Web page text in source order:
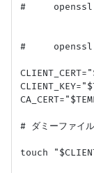
#
#     openssl
# ダミーファイ
touch